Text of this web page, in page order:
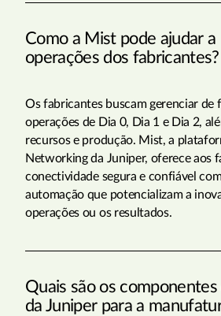
Como a Mist pode ajudar a
operações dos fabricantes?
Os fabricantes buscam gerenciar de
operações de Dia 0, Dia 1 e Dia 2,
recursos e produção. Mist, a
Networking da Juniper, oferece aos
conectividade segura e confiável
automação que potencializam a
operações ou os resultados.
Quais são os componentes
da Juniper para a